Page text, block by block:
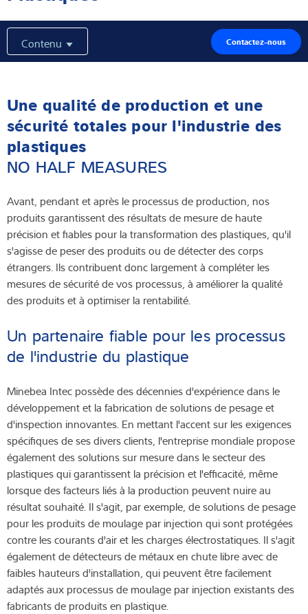
Solutions Industrielles
Expertise et connaissances
Actualités
Contenu Contactez-nous
Une qualité de production et une
sécurité totales pour l'industrie des
plastiques
NO HALF MEASURES
Avant, pendant et après le processus de production, nos
produits garantissent des résultats de mesure de haute
précision et fiables pour la transformation des plastiques, qu'il
s'agisse de peser des produits ou de détecter des corps
étrangers. Ils contribuent donc largement à compléter les
mesures de sécurité de vos processus, à améliorer la qualité
des produits et à optimiser la rentabilité.
Un partenaire fiable pour les processus
de l'industrie du plastique
Minebea Intec possède des décennies d'expérience dans le
développement et la fabrication de solutions de pesage et
d'inspection innovantes. En mettant l'accent sur les exigences
spécifiques de ses divers clients, l'entreprise mondiale propose
également des solutions sur mesure dans le secteur des
plastiques qui garantissent la précision et l'efficacité, même
lorsque des facteurs liés à la production peuvent nuire au
résultat souhaité. Il s'agit, par exemple, de solutions de pesage
pour les produits de moulage par injection qui sont protégées
contre les courants d'air et les charges électrostatiques. Il s'agit
également de détecteurs de métaux en chute libre avec de
faibles hauteurs d'installation, qui peuvent être facilement
adaptés aux processus de moulage par injection existants des
fabricants de produits en plastique.